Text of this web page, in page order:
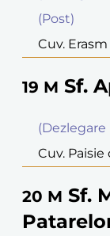
(Post)
Cuv. Erasm
19 M Sf.
(Dezlegare
Cuv. Paisie
20 M Sf.